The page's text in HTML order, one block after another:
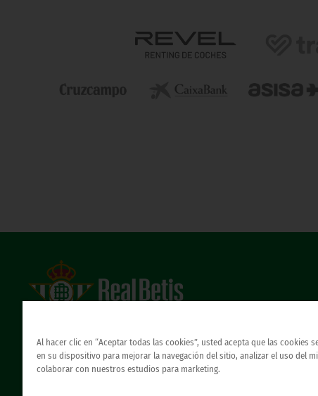
Atención al Bético
Al hacer clic en “Aceptar todas las cookies”, usted acepta que las cookies
en su dispositivo para mejorar la navegación del sitio, analizar el uso del
colaborar con nuestros estudios para marketing.